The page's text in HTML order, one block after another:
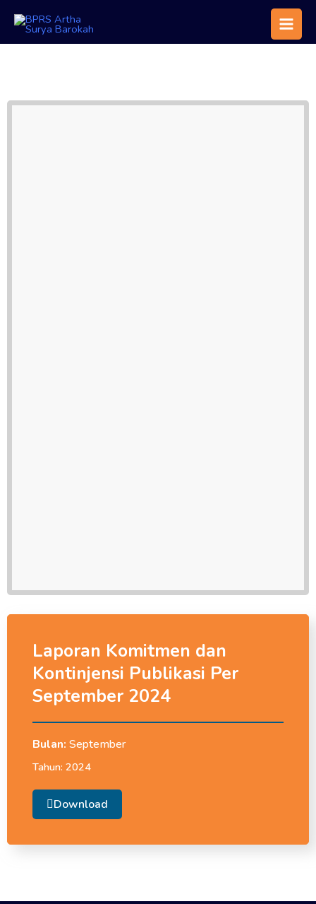
Laporan Komitmen dan
Kontinjensi Publikasi Per
September 2024
Bulan: September
Tahun: 2024
Download